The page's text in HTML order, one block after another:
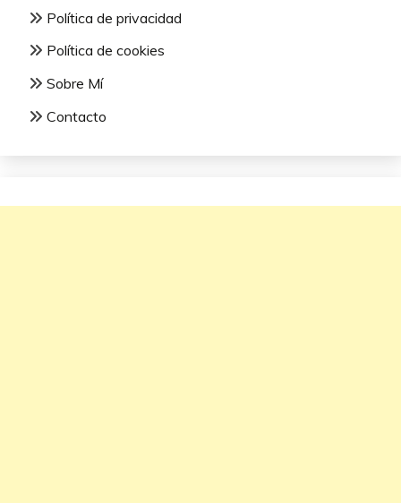
Política de privacidad
Política de cookies
Sobre Mí
Contacto